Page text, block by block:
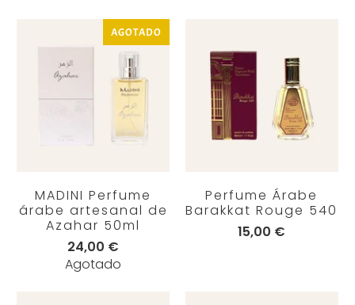
AGOTADO
MADINI Perfume
árabe artesanal de
Azahar 50ml
24,00 €
Agotado
Perfume Árabe
Barakkat Rouge 540
15,00 €